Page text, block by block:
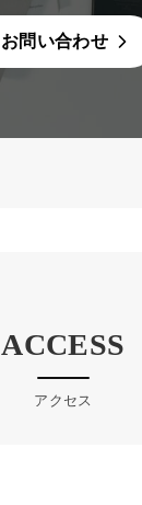
お問い合わせ
ACCESS
アクセス